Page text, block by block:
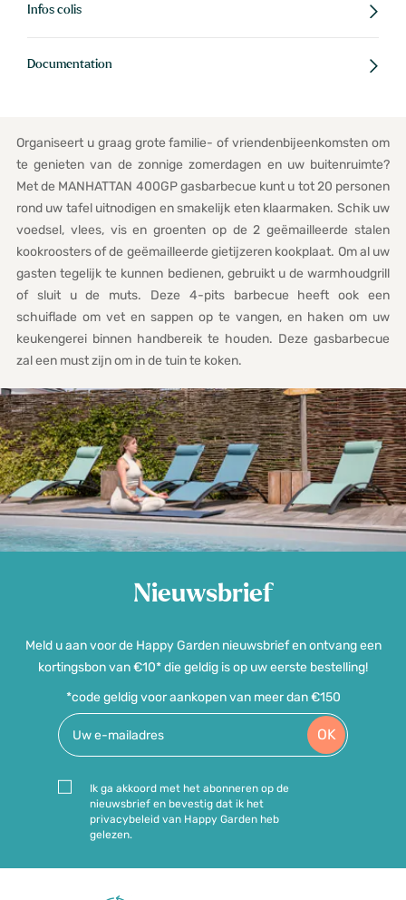
Infos colis
Documentation
Organiseert u graag grote familie- of vriendenbijeenkomsten om
te genieten van de zonnige zomerdagen en uw buitenruimte?
Met de MANHATTAN 400GP gasbarbecue kunt u tot 20 personen
rond uw tafel uitnodigen en smakelijk eten klaarmaken. Schik uw
voedsel, vlees, vis en groenten op de 2 geëmailleerde stalen
kookroosters of de geëmailleerde gietijzeren kookplaat. Om al uw
gasten tegelijk te kunnen bedienen, gebruikt u de warmhoudgrill
of sluit u de muts. Deze 4-pits barbecue heeft ook een
schuiflade om vet en sappen op te vangen, en haken om uw
keukengerei binnen handbereik te houden. Deze gasbarbecue
zal een must zijn om in de tuin te koken.
Nieuwsbrief
Meld u aan voor de Happy Garden nieuwsbrief en ontvang een
kortingsbon van €10* die geldig is op uw eerste bestelling!
*code geldig voor aankopen van meer dan €150
OK
Ik ga akkoord met het abonneren op de
nieuwsbrief en bevestig dat ik het
privacybeleid van Happy Garden heb
gelezen.